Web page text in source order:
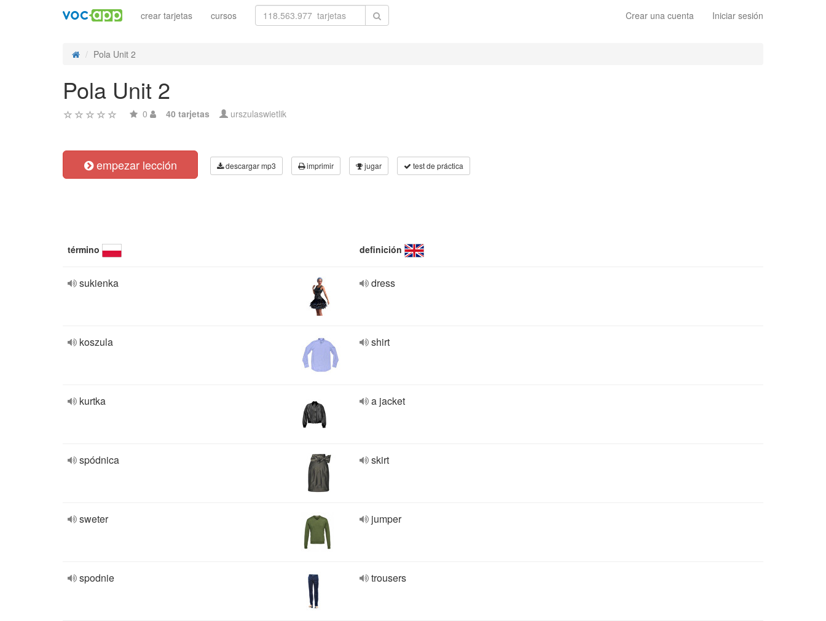
Crear una cuenta Iniciar sesión
crear tarjetas cursos
Pola Unit 2
Pola Unit 2
0 40 tarjetas urszulaswietlik
empezar lección descargar mp3 imprimir jugar test de práctica
término definición
sukienka dress
koszula shirt
kurtka a jacket
spódnica skirt
sweter jumper
spodnie trousers